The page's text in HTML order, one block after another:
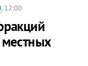
, 12:00
местных